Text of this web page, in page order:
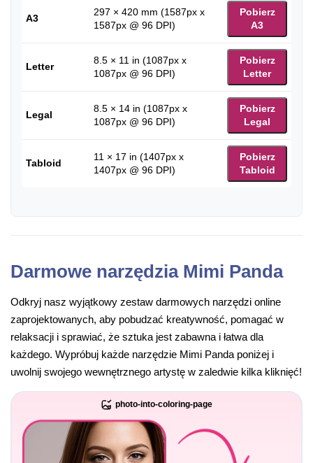
A3
297 × 420 mm (1587px x
1587px @ 96 DPI)
Pobierz
A3
Letter
8.5 × 11 in (1087px x
1087px @ 96 DPI)
Pobierz
Letter
Legal
8.5 × 14 in (1087px x
1087px @ 96 DPI)
Pobierz
Legal
Tabloid
11 × 17 in (1407px x
1407px @ 96 DPI)
Pobierz
Tabloid
Darmowe narzędzia Mimi Panda
Odkryj nasz wyjątkowy zestaw darmowych narzędzi online
zaprojektowanych, aby pobudzać kreatywność, pomagać w
relaksacji i sprawiać, że sztuka jest zabawna i łatwa dla
każdego. Wypróbuj każde narzędzie Mimi Panda poniżej i
uwolnij swojego wewnętrznego artystę w zaledwie kilka kliknięć!
photo-into-coloring-page